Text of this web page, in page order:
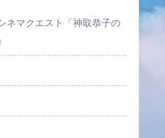
ネマクエスト「神取恭子の